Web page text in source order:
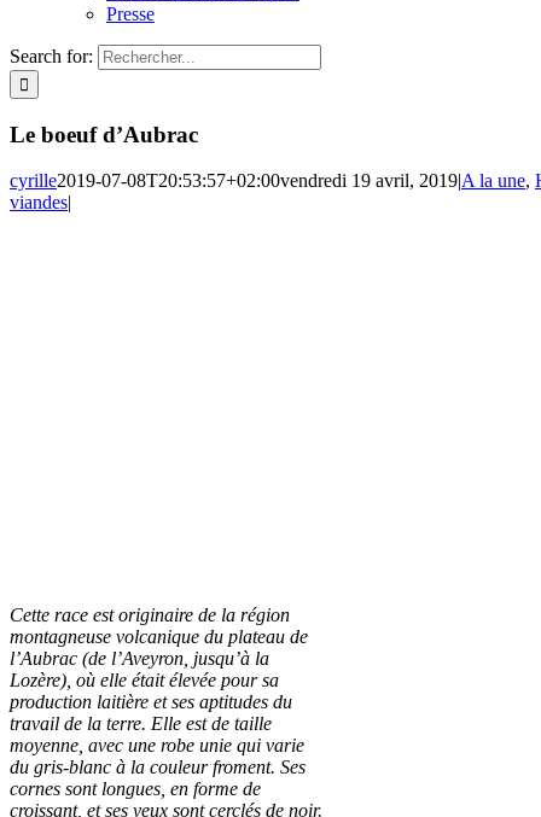
Presse
Search for:
Le boeuf d’Aubrac
cyrille2019-07-08T20:53:57+02:00vendredi 19 avril, 2019|A la une,
viandes|
Cette race est originaire de la région
montagneuse volcanique du plateau de
l’Aubrac (de l’Aveyron, jusqu’à la
Lozère), où elle était élevée pour sa
production laitière et ses aptitudes du
travail de la terre. Elle est de taille
moyenne, avec une robe unie qui varie
du gris-blanc à la couleur froment. Ses
cornes sont longues, en forme de
croissant, et ses yeux sont cerclés de noir.